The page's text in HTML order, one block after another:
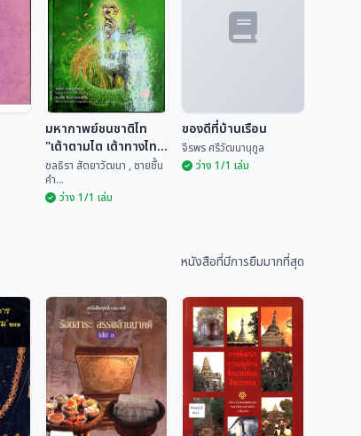
มหากาพย์ชนชาติไท
"เต้าตามไต เต้าทางไท"
เล่ม 2
ชลธิรา สัตยาวัฒนา , ชายชื้น
คำ...
ว่าง 1/1 เล่ม
จีรพร ศรีวัฒนานุกูล
ของดีที่บ้านเรือน
จีรพร ศรีวัฒนานุกูล
ว่าง 1/1 เล่ม
หนังสือที่มีการยืมมากที่สุด